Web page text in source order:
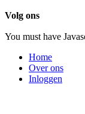
Overslaan en naar de
Volg ons
You must have
Home
Over ons
Inloggen